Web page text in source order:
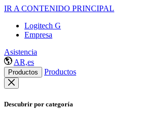
IR A CONTENIDO PRINCIPAL
Logitech G
Empresa
Asistencia
AR,es
Productos Productos
Descubrir por categoría